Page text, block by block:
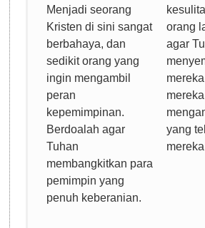
Menjadi seorang
Kristen di sini sangat
berbahaya, dan
sedikit orang yang
ingin mengambil
peran
kepemimpinan.
Berdoalah agar
Tuhan
membangkitkan para
pemimpin yang
penuh keberanian.
orang
agar
yang
mereka